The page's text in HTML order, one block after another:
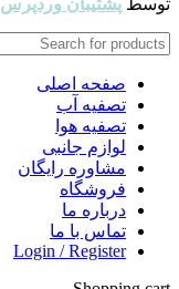
صفحه اصلی
تصفیه آب
تصفیه هوا
لوازم جانبی
مشاوره رایگان
فروشگاه
درباره ما
تماس با ما
Login / Register